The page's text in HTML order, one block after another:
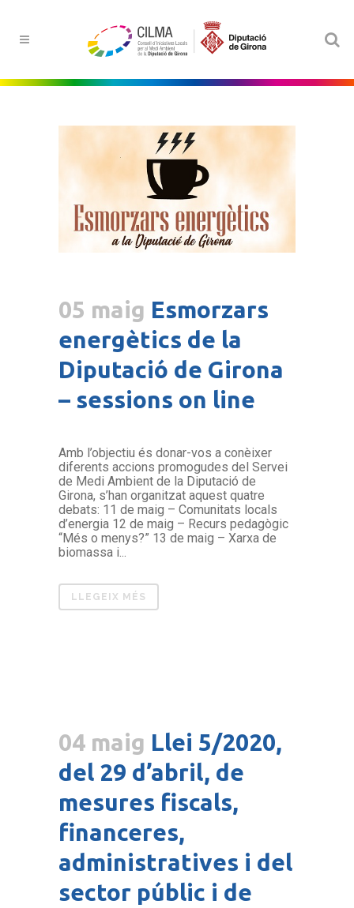
05 maig Esmorzars
energètics de la
Diputació de Girona
– sessions on line
Amb l’objectiu és donar-vos a conèixer
diferents accions promogudes del Servei
de Medi Ambient de la Diputació de
Girona, s’han organitzat aquest quatre
debats: 11 de maig – Comunitats locals
d’energia 12 de maig – Recurs pedagògic
“Més o menys?” 13 de maig – Xarxa de
biomassa i...
LLEGEIX MÉS
04 maig Llei 5/2020,
del 29 d’abril, de
mesures fiscals,
financeres,
administratives i del
sector públic i de